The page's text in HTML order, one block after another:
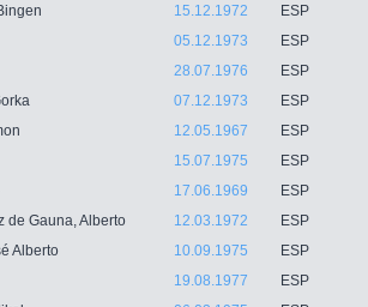
15.12.1972
ESP
05.12.1973
ESP
28.07.1976
ESP
07.12.1973
ESP
12.05.1967
ESP
15.07.1975
ESP
17.06.1969
ESP
de Gauna, Alberto
12.03.1972
ESP
Alberto
10.09.1975
ESP
19.08.1977
ESP